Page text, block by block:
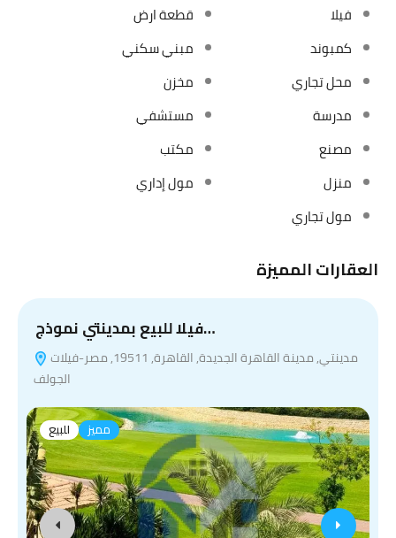
فيلا
قطعة ارض
كمبوند
مبني سكني
محل تجاري
مخزن
مدرسة
مستشفي
مصنع
مكتب
منزل
مول إداري
مول تجاري
العقارات المميزة
فيلا للبيع بمدينتي نموذج…
الجولف
للبيع مميز